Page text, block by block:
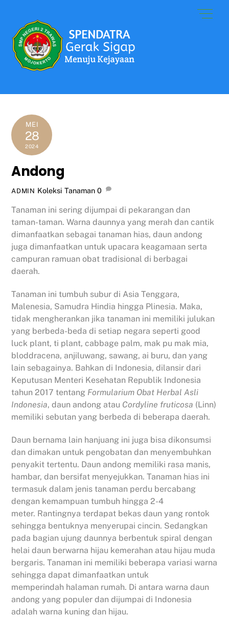
content
MEI
28
2024
Andong
ADMIN Koleksi Tanaman 0
Tanaman ini sering dijumpai di pekarangan dan
taman-taman. Warna daunnya yang merah dan cantik
dimanfaatkan sebagai tanaman hias, daun andong
juga dimanfaatkan untuk upacara keagamaan serta
campuran ramuan obat tradisional di berbagai
daerah.
Tanaman ini tumbuh subur di Asia Tenggara,
Malenesia, Samudra Hindia hingga Plinesia. Maka,
tidak mengherankan jika tanaman ini memiliki julukan
yang berbeda-beda di setiap negara seperti good
luck plant, ti plant, cabbage palm, mak pu mak mia,
bloddracena, anjiluwang, sawang, ai buru, dan yang
lain sebagainya. Bahkan di Indonesia, dilansir dari
Keputusan Menteri Kesehatan Republik Indonesia
tahun 2017 tentang Formularium Obat Herbal Asli
Indonesia, daun andong atau Cordyline fruticosa (Linn)
memiliki sebutan yang berbeda di beberapa daerah.
Daun bernama lain hanjuang ini juga bisa dikonsumsi
dan dimakan untuk pengobatan dan menyembuhkan
penyakit tertentu. Daun andong memiliki rasa manis,
hambar, dan bersifat menyejukkan. Tanaman hias ini
termasuk dalam jenis tanaman perdu bercabang
dengan kemampuan tumbuh hingga 2-4
meter. Rantingnya terdapat bekas daun yang rontok
sehingga bentuknya menyerupai cincin. Sedangkan
pada bagian ujung daunnya berbentuk spiral dengan
helai daun berwarna hijau kemerahan atau hijau muda
bergaris. Tanaman ini memiliki beberapa variasi warna
sehingga dapat dimanfaatkan untuk
memperindah halaman rumah. Di antara warna daun
andong yang populer dan dijumpai di Indonesia
adalah warna kuning dan hijau.